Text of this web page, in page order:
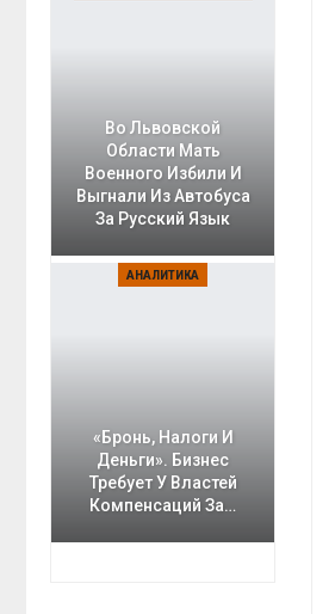
Во Львовской
Области Мать
Военного Избили И
Выгнали Из Автобуса
За Русский Язык
АНАЛИТИКА
«Бронь, Налоги И
Деньги». Бизнес
Требует У Властей
Компенсаций За…